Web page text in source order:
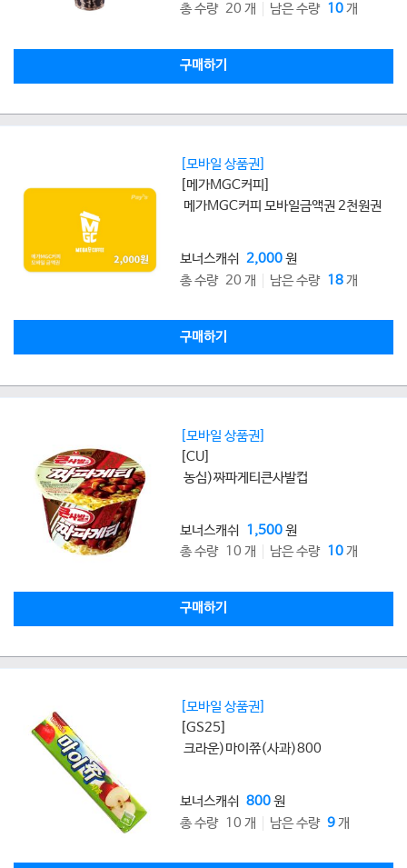
총 수량 20 개
남은 수량 10개
구매하기
[모바일 상품권]
[메가MGC커피]
메가MGC커피 모바일금액권 2천원권
보너스캐쉬 2,000원
총 수량 20 개
남은 수량 18개
구매하기
[모바일 상품권]
[CU]
농심)짜파게티큰사발컵
보너스캐쉬 1,500원
총 수량 10 개
남은 수량 10개
구매하기
[모바일 상품권]
[GS25]
크라운)마이쮸(사과)800
보너스캐쉬 800원
총 수량 10 개
남은 수량 9개